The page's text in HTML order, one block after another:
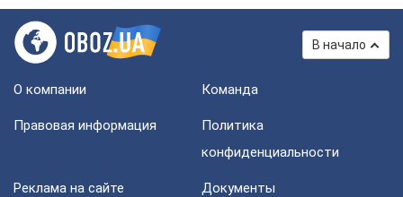
В начало
О компании Команда
Правовая информация
Политика
конфиденциальности
Реклама на сайте Документы